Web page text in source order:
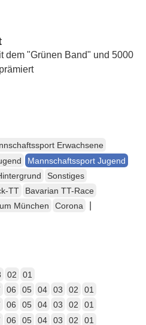
dem "Grünen Band" und 5000
Erwachsene
Mannschaftssport Jugend
Sonstiges
TT
Bavarian TT-Race
München Corona
02 01
06 05 04 03 02 01
06 05 04 03 02 01
06 05 04 03 02 01